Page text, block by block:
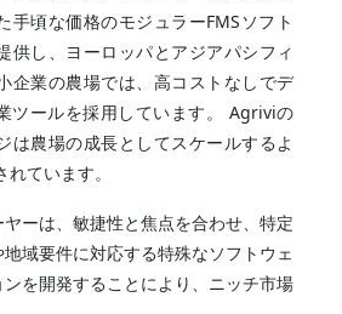
手頃な価格のモジュラーFMSソフト
供し、ヨーロッパとアジアパシフィ
企業の農場では、高コストなしでデ
ツールを採用しています。 Agriviの
は農場の成長としてスケールするよ
れています。
ーは、敏捷性と焦点を合わせ、特定
域要件に対応する特殊なソフトウェ
を開発することにより、ニッチ市場